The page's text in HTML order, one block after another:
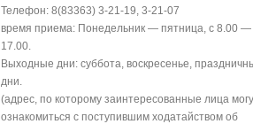
Телефон: 8(83363) 3-21-19, 3-21-07
время приема: Понедельник — пятница, с 8.00 —
17.00.
Выходные дни: суббота, воскресенье,
дни.
(адрес, по которому заинтересованные лица
ознакомиться с поступившим ходатайством об